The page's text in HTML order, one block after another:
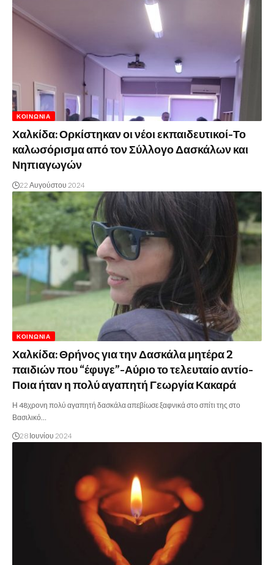
ΚΟΙΝΩΝΊΑ
Χαλκίδα: Ορκίστηκαν οι νέοι εκπαιδευτικοί-Το
καλωσόρισμα από τον Σύλλογο Δασκάλων και
Νηπιαγωγών
22 Αυγούστου 2024
ΚΟΙΝΩΝΊΑ
Χαλκίδα: Θρήνος για την Δασκάλα μητέρα 2
παιδιών που “έφυγε”-Αύριο το τελευταίο αντίο-
Ποια ήταν η πολύ αγαπητή Γεωργία Κακαρά
Η 48χρονη πολύ αγαπητή δασκάλα απεβίωσε ξαφνικά στο σπίτι της στο
Βασιλικό…
28 Ιουνίου 2024